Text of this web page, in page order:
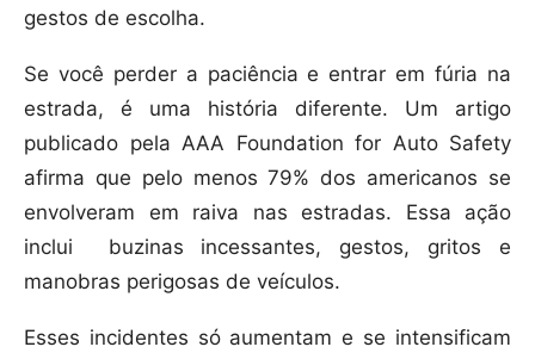
gestos de escolha.
Se você perder a paciência e entrar em fúria na
estrada, é uma história diferente. Um artigo
publicado pela AAA Foundation for Auto Safety
afirma que pelo menos 79% dos americanos se
envolveram em raiva nas estradas. Essa ação
inclui buzinas incessantes, gestos, gritos e
manobras perigosas de veículos.
Esses incidentes só aumentam e se intensificam